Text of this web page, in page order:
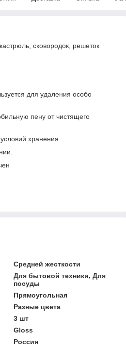
сковородок, решеток
для удаления особо
пену от чистящего
хранения.
Средней жесткости
Для бытовой техники, Для
посуды
Прямоугольная
Разные цвета
3 шт
Gloss
Россия